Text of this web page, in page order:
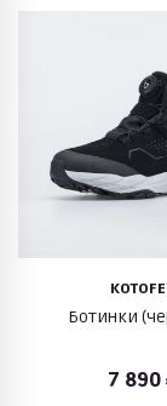
Ботинки
7 890